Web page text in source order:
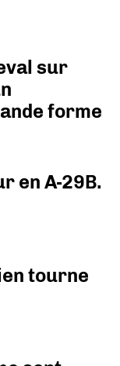
sur
forme
en A-29B.
tourne